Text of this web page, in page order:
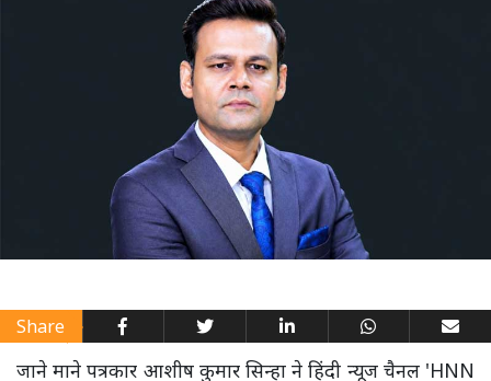
Share
जाने माने पत्रकार आशीष कुमार सिन्हा ने हिंदी न्यूज चैनल 'HNN